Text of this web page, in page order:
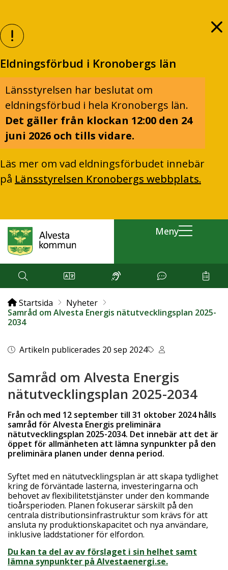
Eldningsförbud i Kronobergs län
Länsstyrelsen har beslutat om
eldningsförbud i hela Kronobergs län.
Det gäller från klockan 12:00 den 24
juni 2026 och tills vidare.
Läs mer om vad eldningsförbudet innebär
på Länsstyrelsen Kronobergs webbplats.
Meny
Startsida
Nyheter
Samråd om Alvesta Energis nätutvecklingsplan 2025-
2034
Artikeln publicerades 20 sep 2024
Samråd om Alvesta Energis
nätutvecklingsplan 2025-2034
Från och med 12 september till 31 oktober 2024 hålls
samråd för Alvesta Energis preliminära
nätutvecklingsplan 2025-2034. Det innebär att det är
öppet för allmänheten att lämna synpunkter på den
preliminära planen under denna period.
Syftet med en nätutvecklingsplan är att skapa tydlighet
kring de förväntade lasterna, investeringarna och
behovet av flexibilitetstjänster under den kommande
tioårsperioden. Planen fokuserar särskilt på den
centrala distributionsinfrastruktur som krävs för att
ansluta ny produktionskapacitet och nya användare,
inklusive laddstationer för elfordon.
Du kan ta del av av förslaget i sin helhet samt
lämna synpunkter på Alvestaenergi.se.